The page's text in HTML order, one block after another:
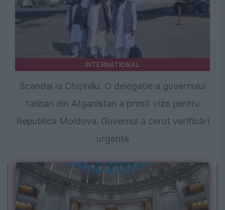
INTERNATIONAL
Scandal la Chișinău. O delegație a guvernului
taliban din Afganistan a primit vize pentru
Republica Moldova. Guvernul a cerut verificări
urgente